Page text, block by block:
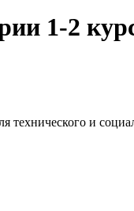
1-2
технического и